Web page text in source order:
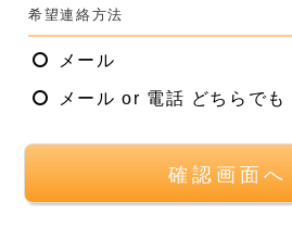
希望連絡方法
メール
メール or 電話 どちらでも
確認画面へ